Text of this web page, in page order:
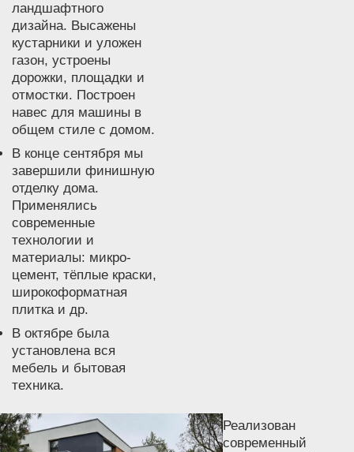
ландшафтного
дизайна. Высажены
кустарники и уложен
газон, устроены
дорожки, площадки и
отмостки. Построен
навес для машины в
общем стиле с домом.
В конце сентября мы
завершили финишную
отделку дома.
Применялись
современные
технологии и
материалы: микро-
цемент, тёплые краски,
широкоформатная
плитка и др.
В октябре была
установлена вся
мебель и бытовая
техника.
Реализован
современный